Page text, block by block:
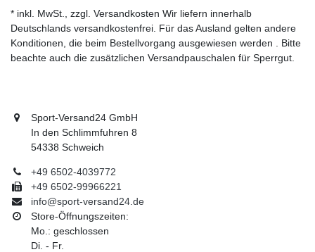
* inkl. MwSt., zzgl. Versandkosten Wir liefern innerhalb
Deutschlands versandkostenfrei. Für das Ausland gelten andere
Konditionen, die beim Bestellvorgang ausgewiesen werden . Bitte
beachte auch die zusätzlichen Versandpauschalen für Sperrgut.
Sport-Versand24 GmbH
In den Schlimmfuhren 8
54338 Schweich
+49 6502-4039772
+49 6502-99966221
info@sport-versand24.de
Store-Öffnungszeiten:
Mo.: geschlossen
Di. - Fr.